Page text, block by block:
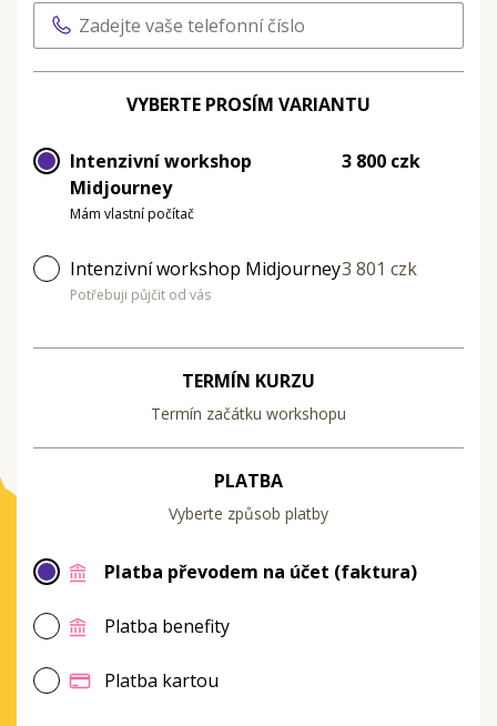
VYBERTE PROSÍM VARIANTU
Intenzivní workshop
Midjourney
Mám vlastní počítač
3 800 czk
Intenzivní workshop Midjourney
Potřebuji půjčit od vás
3 801 czk
TERMÍN KURZU
Termín začátku workshopu
PLATBA
Vyberte způsob platby
Platba převodem na účet (faktura)
Platba benefity
Platba kartou